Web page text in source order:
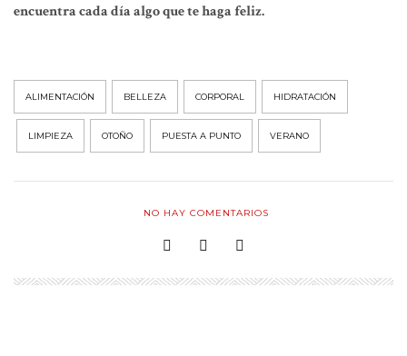
encuentra cada día algo que te haga feliz.
ALIMENTACIÓN BELLEZA CORPORAL HIDRATACIÓN
LIMPIEZA OTOÑO PUESTA A PUNTO VERANO
NO HAY COMENTARIOS